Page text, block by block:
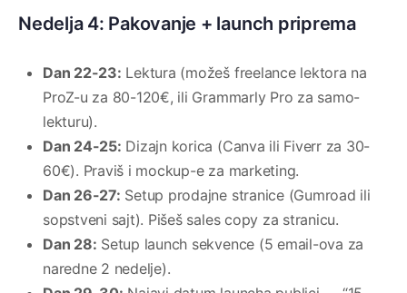
Nedelja 4: Pakovanje + launch priprema
Dan 22-23: Lektura (možeš freelance lektora na
ProZ-u za 80-120€, ili Grammarly Pro za samo-
lekturu).
Dan 24-25: Dizajn korica (Canva ili Fiverr za 30-
60€). Praviš i mockup-e za marketing.
Dan 26-27: Setup prodajne stranice (Gumroad ili
sopstveni sajt). Pišeš sales copy za stranicu.
Dan 28: Setup launch sekvence (5 email-ova za
naredne 2 nedelje).